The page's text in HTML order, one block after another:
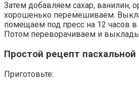
Затем добавляем сахар, ванилин,
хорошенько перемешиваем.
помещаем под пресс на 12 часов в
Потом переворачиваем и
Простой рецепт
Приготовьте: